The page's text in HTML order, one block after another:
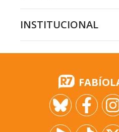
INSTITUCIONAL